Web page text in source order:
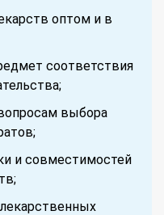
оптом и в
соответствия
выбора
и совместимостей